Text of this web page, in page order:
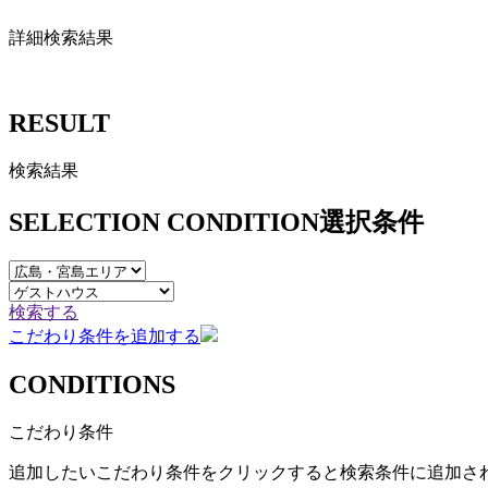
詳細検索結果
RESULT
検索結果
SELECTION CONDITION選択条件
検索する
こだわり条件を追加する
CONDITIONS
こだわり条件
追加したいこだわり条件をクリックすると検索条件に追加さ